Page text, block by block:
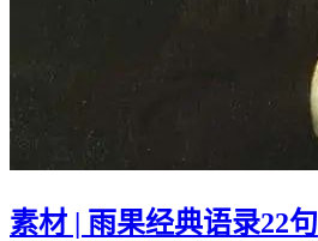
素材 | 雨果经典语录22句